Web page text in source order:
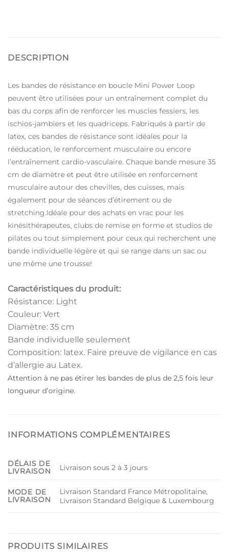
DESCRIPTION
Les bandes de résistance en boucle Mini Power Loop
peuvent être utilisées pour un entraînement complet du
bas du corps afin de renforcer les muscles fessiers, les
ischios-jambiers et les quadriceps. Fabriqués à partir de
latex, ces bandes de résistance sont idéales pour la
rééducation, le renforcement musculaire ou encore
l’entraînement cardio-vasculaire. Chaque bande mesure 35
cm de diamètre et peut être utilisée en renforcement
musculaire autour des chevilles, des cuisses, mais
également pour de séances d’étirement ou de
stretching.Idéale pour des achats en vrac pour les
kinésithérapeutes, clubs de remise en forme et studios de
pilates ou tout simplement pour ceux qui recherchent une
bande individuelle légère et qui se range dans un sac ou
une même une trousse!
Caractéristiques du produit:
Résistance: Light
Couleur: Vert
Diamètre: 35 cm
Bande individuelle seulement
Composition: latex. Faire preuve de vigilance en cas
d’allergie au Latex.
Attention à ne pas étirer les bandes de plus de 2,5 fois leur
longueur d’origine.
INFORMATIONS COMPLÉMENTAIRES
DÉLAIS DE
LIVRAISON
Livraison sous 2 à 3 jours
MODE DE
LIVRAISON
Livraison Standard France Métropolitaine,
Livraison Standard Belgique & Luxembourg
PRODUITS SIMILAIRES